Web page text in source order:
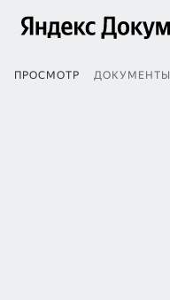
ПРОСМОТР ДОКУМЕНТЫ